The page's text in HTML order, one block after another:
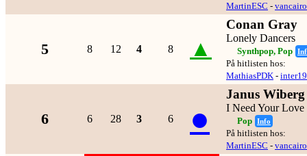
MartinESC - vancairo
5 8 12 4 8 ▲
Conan Gray
Lonely Dancers
Synthpop, Pop
På hitlisten hos:
MathiasPDK -
6 6 28 3 6 ●
Janus Wiberg
I Need Your Love
Pop Info
På hitlisten hos:
MartinESC - vancairo